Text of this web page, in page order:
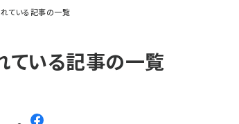
れている記事の一覧
ている記事の一覧